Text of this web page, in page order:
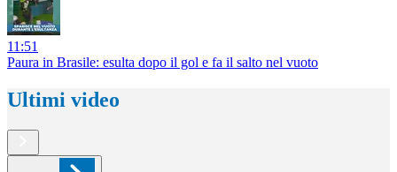
11:51
Paura in Brasile: esulta dopo il gol e fa il salto nel vuoto
Ultimi video